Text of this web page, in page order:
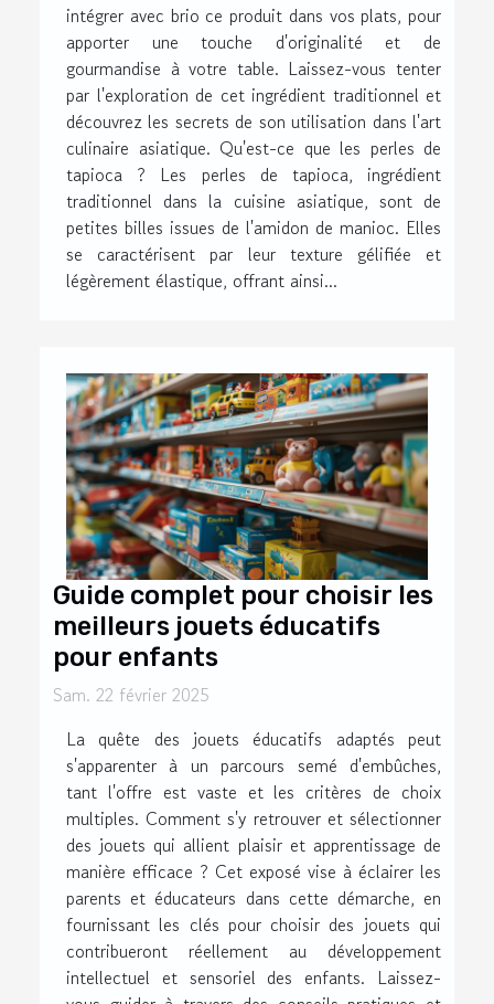
intégrer avec brio ce produit dans vos plats, pour
apporter une touche d'originalité et de
gourmandise à votre table. Laissez-vous tenter
par l'exploration de cet ingrédient traditionnel et
découvrez les secrets de son utilisation dans l'art
culinaire asiatique. Qu'est-ce que les perles de
tapioca ? Les perles de tapioca, ingrédient
traditionnel dans la cuisine asiatique, sont de
petites billes issues de l'amidon de manioc. Elles
se caractérisent par leur texture gélifiée et
légèrement élastique, offrant ainsi...
Guide complet pour choisir les
meilleurs jouets éducatifs
pour enfants
Sam. 22 février 2025
La quête des jouets éducatifs adaptés peut
s'apparenter à un parcours semé d'embûches,
tant l'offre est vaste et les critères de choix
multiples. Comment s'y retrouver et sélectionner
des jouets qui allient plaisir et apprentissage de
manière efficace ? Cet exposé vise à éclairer les
parents et éducateurs dans cette démarche, en
fournissant les clés pour choisir des jouets qui
contribueront réellement au développement
intellectuel et sensoriel des enfants. Laissez-